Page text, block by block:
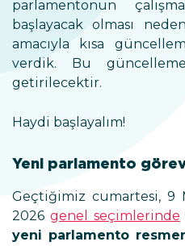
parlamentonun
başlayacak olması
amacıyla kısa
verdik. Bu
getirilecektir.
Haydi başlayalım!
Yeni parlamento
Geçtiğimiz cumartesi, 9
2026 genel seçimlerinde
yeni parlamento